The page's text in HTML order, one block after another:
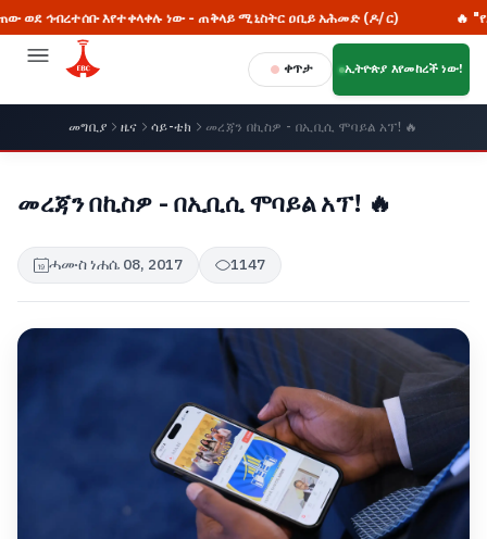
እየተቀላቀሉ ነው - ጠቅላይ ሚኒስትር ዐቢይ አሕመድ (ዶ/ር) 🔥 "የኦሮሞ ሕዝብ
ቀጥታ ኢትዮጵያ እየመከረች ነው!
መግቢያ ዜና ሳይ-ቴክ መረጃን በኪስዎ - በኢቢሲ ሞባይል አፕ! 🔥
መረጃን በኪስዎ - በኢቢሲ ሞባይል አፕ! 🔥
ሓሙስ ነሐሴ 08, 2017 1147